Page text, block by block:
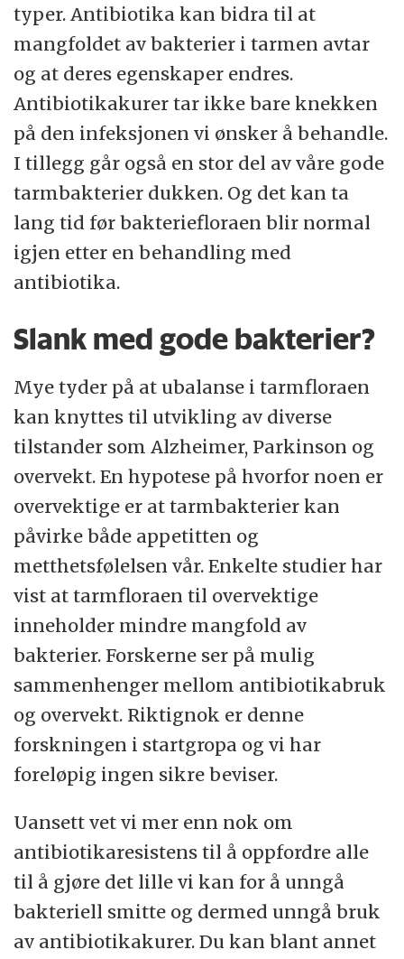
typer. Antibiotika kan bidra til at
mangfoldet av bakterier i tarmen avtar
og at deres egenskaper endres.
Antibiotikakurer tar ikke bare knekken
på den infeksjonen vi ønsker å behandle.
I tillegg går også en stor del av våre gode
tarmbakterier dukken. Og det kan ta
lang tid før bakteriefloraen blir normal
igjen etter en behandling med
antibiotika.
Slank med gode bakterier?
Mye tyder på at ubalanse i tarmfloraen
kan knyttes til utvikling av diverse
tilstander som Alzheimer, Parkinson og
overvekt. En hypotese på hvorfor noen er
overvektige er at tarmbakterier kan
påvirke både appetitten og
metthetsfølelsen vår. Enkelte studier har
vist at tarmfloraen til overvektige
inneholder mindre mangfold av
bakterier. Forskerne ser på mulig
sammenhenger mellom antibiotikabruk
og overvekt. Riktignok er denne
forskningen i startgropa og vi har
foreløpig ingen sikre beviser.
Uansett vet vi mer enn nok om
antibiotikaresistens til å oppfordre alle
til å gjøre det lille vi kan for å unngå
bakteriell smitte og dermed unngå bruk
av antibiotikakurer. Du kan blant annet